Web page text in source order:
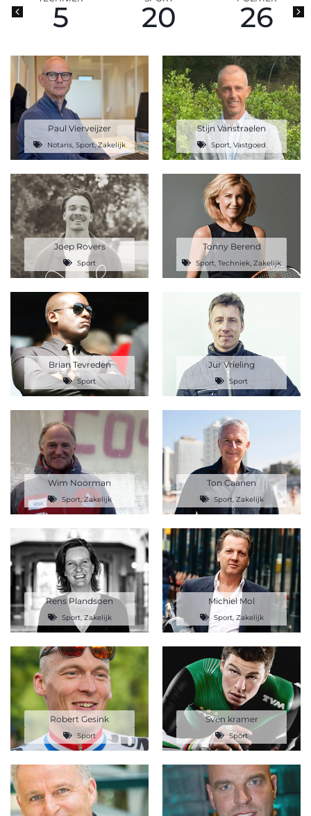
5 20 26
Paul Vierveijzer
Notaris, Sport,Zakelijk
Stijn Vanstraelen
Sport, Vastgoed
Joep Rovers
Sport
Tonny Berend
Sport, Techniek, Zakelijk
Brian Tevreden
Sport
Jur Vrieling
Sport
Wim Noorman
Sport, Zakelijk
Ton Caanen
Sport, Zakelijk
Rens Plandsoen
Sport, Zakelijk
Michiel Mol
Sport, Zakelijk
Robert Gesink
Sport
Sven kramer
Sport